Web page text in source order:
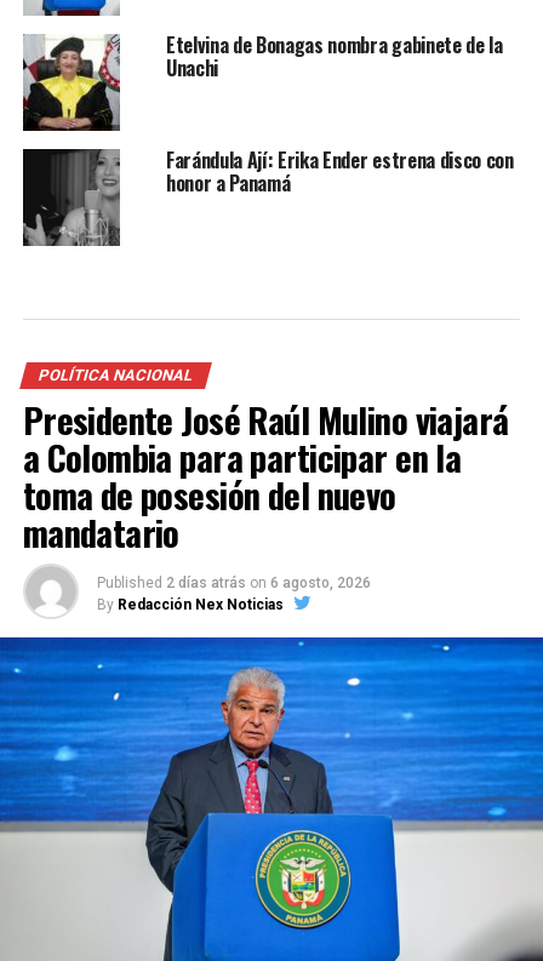
Etelvina de Bonagas nombra gabinete de la
Unachi
Farándula Ají: Erika Ender estrena disco con
honor a Panamá
POLÍTICA NACIONAL
Presidente José Raúl Mulino viajará
a Colombia para participar en la
toma de posesión del nuevo
mandatario
Published 2 días atrás on 6 agosto, 2026
By Redacción Nex Noticias